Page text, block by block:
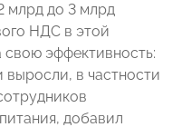
млрд до 3 млрд
НДС в этой
свою эффективность:
выросли, в частности
добавил